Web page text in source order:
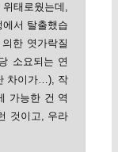
태로웠는데,
서 탈출했습
한 엿가락질
소요되는 연
차이가…), 작
가능한 건 역
것이고, 우라